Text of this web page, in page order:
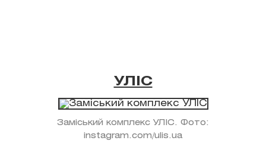
УЛІС
Заміський комплекс УЛІС. Фото:
instagram.com/ulis.ua